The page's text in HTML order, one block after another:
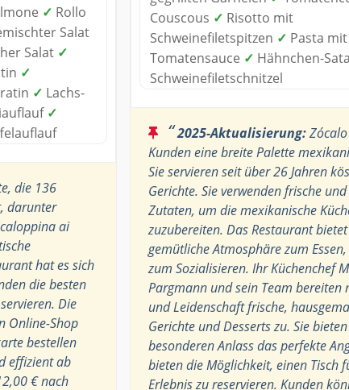
✓ Rollo
Salat
Salat ✓
✓
✓ Lachs-
✓
die 136
darunter
ai
hat es sich
die besten
Die
Online-Shop
bestellen
effizient ab
€ nach
Couscous ✓ Risotto mit
Schweinefiletspitzen ✓ Pasta mit
Tomatensauce ✓ Hähnchen-
Schweinefiletschnitzel
“2025-Aktualisierung:
Kunden eine breite Palette
Sie servieren seit über 26 Jahren
Gerichte. Sie verwenden frische
Zutaten, um die mexikanische
zuzubereiten. Das Restaurant
gemütliche Atmosphäre zum
zum Sozialisieren. Ihr Küchenchef
Pargmann und sein Team bereiten
und Leidenschaft frische,
Gerichte und Desserts zu. Sie
besonderen Anlass das perfekte
bieten die Möglichkeit, einen Tisch
Erlebnis zu reservieren. Kunden